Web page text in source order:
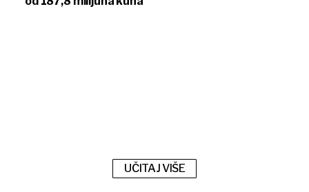
UČITAJ VIŠE